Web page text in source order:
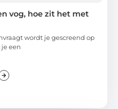
vog, hoe zit het met
wordt je gescreend op
een